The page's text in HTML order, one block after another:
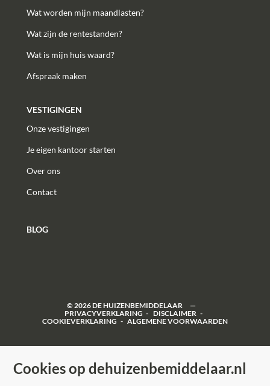
Wat worden mijn maandlasten?
Wat zijn de rentestanden?
Wat is mijn huis waard?
Afspraak maken
VESTIGINGEN
Onze vestigingen
Je eigen kantoor starten
Over ons
Contact
BLOG
© 2026DE HUIZENBEMIDDELAAR
PRIVACYVERKLARING
DISCLAIMER
COOKIEVERKLARING
ALGEMENE VOORWAARDEN
Cookies op dehuizenbemiddelaar.nl